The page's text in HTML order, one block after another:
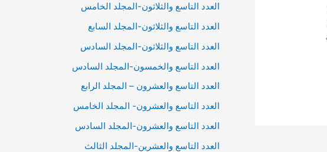
العدد التاسع والثلاثون-المجلد الخامس
العدد التاسع والثلاثون-المجلد السابع
العدد التاسع والثلاثون-المجلد السادس
العدد التاسع والخمسون-المجلد السادس
العدد التاسع والعشرون – المجلد الرابع
العدد التاسع والعشرون- المجلد الخامس
العدد التاسع والعشرون-المجلد السادس
العدد التاسع والعشرين-المجلد الثالث